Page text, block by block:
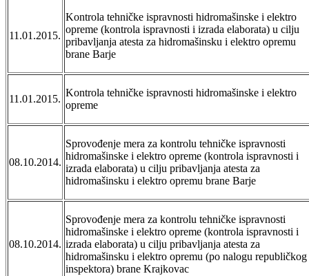
11.01.2015.
Kontrola tehničke ispravnosti hidromašinske i elektro
opreme (kontrola ispravnosti i izrada elaborata) u cilju
pribavljanja atesta za hidromašinsku i elektro opremu
brane Barje
11.01.2015.
Kontrola tehničke ispravnosti hidromašinske i elektro
opreme
08.10.2014.
Sprovođenje mera za kontrolu tehničke ispravnosti
hidromašinske i elektro opreme (kontrola ispravnosti i
izrada elaborata) u cilju pribavljanja atesta za
hidromašinsku i elektro opremu brane Barje
08.10.2014.
Sprovođenje mera za kontrolu tehničke ispravnosti
hidromašinske i elektro opreme (kontrola ispravnosti i
izrada elaborata) u cilju pribavljanja atesta za
hidromašinsku i elektro opremu (po nalogu republičkog
inspektora) brane Krajkovac